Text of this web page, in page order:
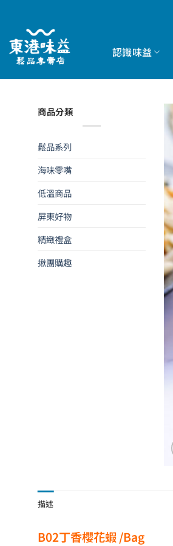
content
認識味益
商品分類
鬆品系列
海味零嘴
低溫商品
屏東好物
精緻禮盒
揪團購趣
描述
B02丁香櫻花蝦 /Bag